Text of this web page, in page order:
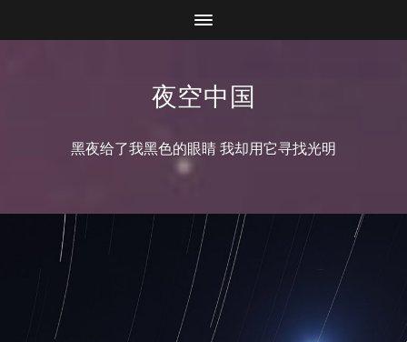
夜空中国
黑夜给了我黑色的眼睛 我却用它寻找光明